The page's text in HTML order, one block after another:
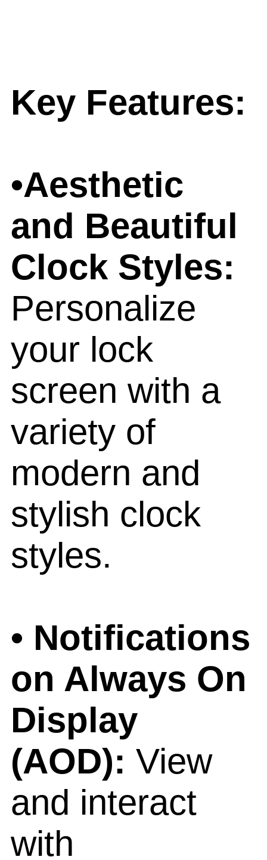
Key Features:
•Aesthetic
and Beautiful
Clock Styles:
Personalize
your lock
screen with a
variety of
modern and
stylish clock
styles.
• Notifications
on Always On
Display
(AOD): View
and interact
with